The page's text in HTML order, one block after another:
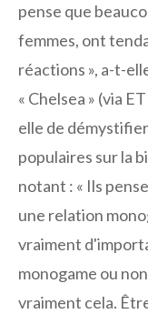
pense que
femmes, ont
réactions », a-t-
« Chelsea » (via
elle de
populaires sur la
notant : « Ils
une relation
vraiment
monogame ou
vraiment cela.